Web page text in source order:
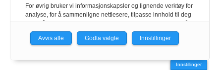
Innstillinger
For øvrig bruker vi informasjonskapsler og lignende verktøy for
analyse, for å sammenligne nettlesere, tilpasse innhold til deg
personvernerklæring.
du få relevante annonser på nettstedene til medlemmene i
nettverket basert på informasjon fra dine besøk på tvers av
Avvis alle Godta valgte Innstillinger